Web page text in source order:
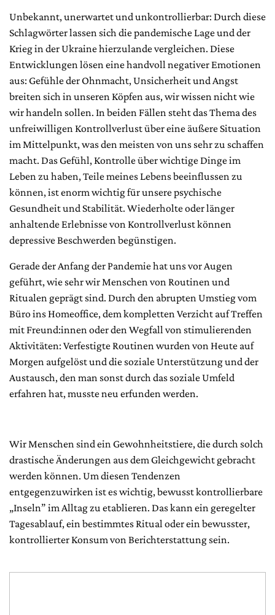
Unbekannt, unerwartet und unkontrollierbar: Durch diese
Schlagwörter lassen sich die pandemische Lage und der
Krieg in der Ukraine hierzulande vergleichen. Diese
Entwicklungen lösen eine handvoll negativer Emotionen
aus: Gefühle der Ohnmacht, Unsicherheit und Angst
breiten sich in unseren Köpfen aus, wir wissen nicht wie
wir handeln sollen. In beiden Fällen steht das Thema des
unfreiwilligen Kontrollverlust über eine äußere Situation
im Mittelpunkt, was den meisten von uns sehr zu schaffen
macht. Das Gefühl, Kontrolle über wichtige Dinge im
Leben zu haben, Teile meines Lebens beeinflussen zu
können, ist enorm wichtig für unsere psychische
Gesundheit und Stabilität. Wiederholte oder länger
anhaltende Erlebnisse von Kontrollverlust können
depressive Beschwerden begünstigen.
Gerade der Anfang der Pandemie hat uns vor Augen
geführt, wie sehr wir Menschen von Routinen und
Ritualen geprägt sind. Durch den abrupten Umstieg vom
Büro ins Homeoffice, dem kompletten Verzicht auf Treffen
mit Freund:innen oder den Wegfall von stimulierenden
Aktivitäten: Verfestigte Routinen wurden von Heute auf
Morgen aufgelöst und die soziale Unterstützung und der
Austausch, den man sonst durch das soziale Umfeld
erfahren hat, musste neu erfunden werden.
Wir Menschen sind ein Gewohnheitstiere, die durch solch
drastische Änderungen aus dem Gleichgewicht gebracht
werden können. Um diesen Tendenzen
entgegenzuwirken ist es wichtig, bewusst kontrollierbare
„Inseln” im Alltag zu etablieren. Das kann ein geregelter
Tagesablauf, ein bestimmtes Ritual oder ein bewusster,
kontrollierter Konsum von Berichterstattung sein.